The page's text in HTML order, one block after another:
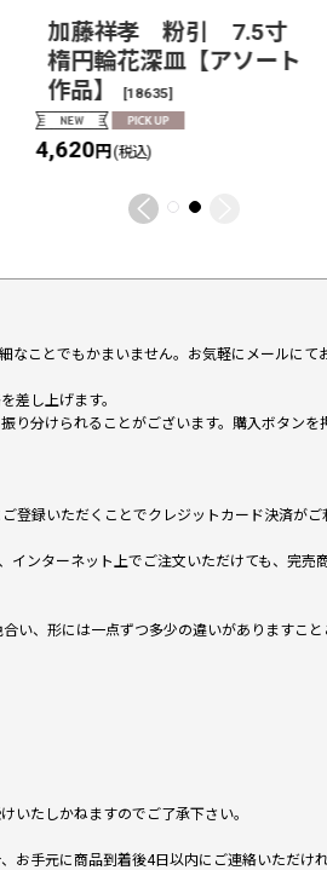
加藤祥孝 粉引 7.5寸
楕円輪花深皿【アソート
作品】
[18635]
4,620円 (税込)
ことでもかまいません。お気軽にメールにて
差し上げます。
分けられることがございます。購入ボタン
録いただくことでクレジットカード決済が
ンターネット上でご注文いただけても、完
い、形には一点ずつ多少の違いがありますこと
いたしかねますのでご了承下さい。
手元に商品到着後4日以内にご連絡いただけ